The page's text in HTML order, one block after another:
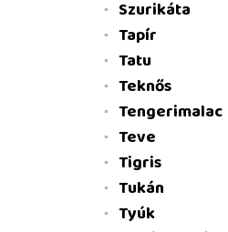
Szurikáta
Tapír
Tatu
Teknős
Tengerimalac
Teve
Tigris
Tukán
Tyúk